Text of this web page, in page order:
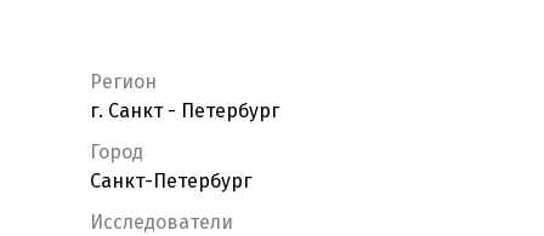
Регион
г. Санкт - Петербург
Город
Санкт-Петербург
Исследователи